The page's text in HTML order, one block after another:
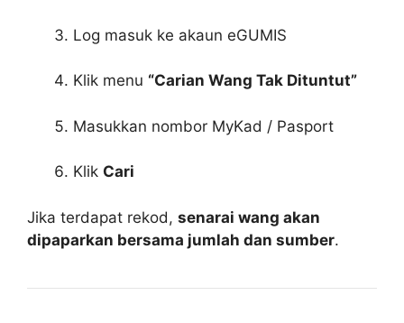
Log masuk ke akaun eGUMIS
Klik menu “Carian Wang Tak Dituntut”
Masukkan nombor MyKad / Pasport
Klik Cari
Jika terdapat rekod, senarai wang akan
dipaparkan bersama jumlah dan sumber.